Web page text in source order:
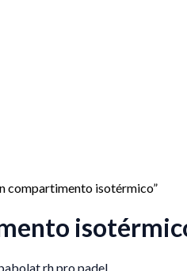
compartimento isotérmico”